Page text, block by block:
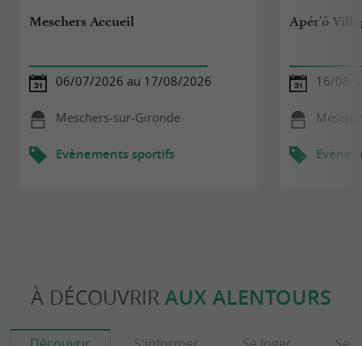
Meschers Accueil
06/07/2026 au 17/08/2026
Meschers-sur-Gironde
Evènements sportifs
Apér'ô
16/08/
À DÉCOUVRIR AUX ALENTOURS